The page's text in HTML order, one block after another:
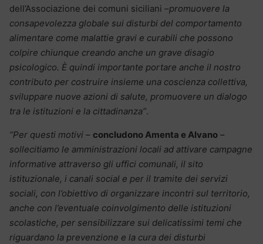
dell’Associazione dei comuni siciliani –promuovere la
consapevolezza globale sui disturbi del comportamento
alimentare come malattie gravi e curabili che possono
colpire chiunque creando anche un grave disagio
psicologico. È quindi importante portare anche il nostro
contributo per costruire insieme una coscienza collettiva,
sviluppare nuove azioni di salute, promuovere un dialogo
tra le istituzioni e la cittadinanza”.
“Per questi motivi – concludono Amenta e Alvano –
sollecitiamo le amministrazioni locali ad attivare campagne
informative attraverso gli uffici comunali, il sito
istituzionale, i canali social e per il tramite dei servizi
sociali, con l’obiettivo di organizzare incontri sul territorio,
anche con l’eventuale coinvolgimento delle istituzioni
scolastiche, per sensibilizzare sui delicatissimi temi che
riguardano la prevenzione e la cura dei disturbi